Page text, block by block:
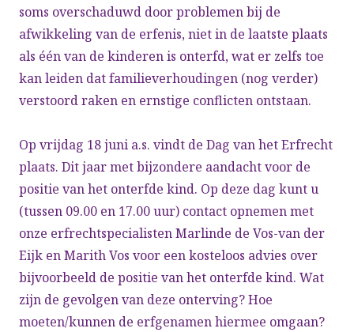
soms overschaduwd door problemen bij de
afwikkeling van de erfenis, niet in de laatste plaats
als één van de kinderen is onterfd, wat er zelfs toe
kan leiden dat familieverhoudingen (nog verder)
verstoord raken en ernstige conflicten ontstaan.
Op vrijdag 18 juni a.s. vindt de Dag van het Erfrecht
plaats. Dit jaar met bijzondere aandacht voor de
positie van het onterfde kind. Op deze dag kunt u
(tussen 09.00 en 17.00 uur) contact opnemen met
onze erfrechtspecialistenMarlinde de Vos-van der
Eijk enMarith Vos voor een kosteloos advies over
bijvoorbeeld de positie van het onterfde kind. Wat
zijn de gevolgen van deze onterving? Hoe
moeten/kunnen de erfgenamen hiermee omgaan?